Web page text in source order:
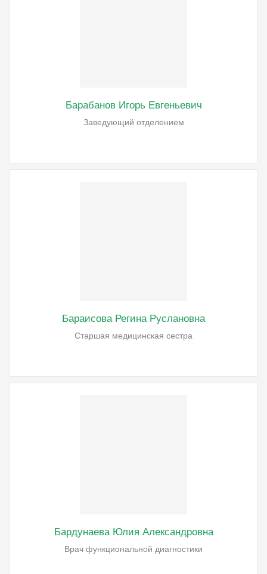
Барабанов Игорь Евгеньевич
Заведующий отделением
Бараисова Регина Руслановна
Старшая медицинская сестра
Бардунаева Юлия Александровна
Врач функциональной диагностики